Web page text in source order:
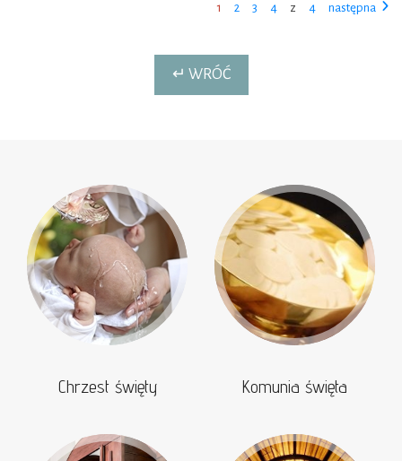
1 2 3 4 z 4 następna
↵ WRÓĆ
Chrzest święty Komunia święta